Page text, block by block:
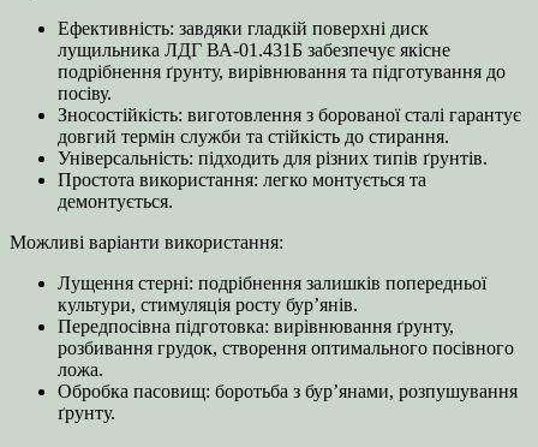
Ефективність: завдяки гладкій поверхні диск
лущильника ЛДГ ВА-01.431Б забезпечує якісне
подрібнення ґрунту, вирівнювання та підготування до
посіву.
Зносостійкість: виготовлення з борованої сталі гарантує
довгий термін служби та стійкість до стирання.
Універсальність: підходить для різних типів ґрунтів.
Простота використання: легко монтується та
демонтується.
Можливі варіанти використання:
Лущення стерні: подрібнення залишків попередньої
культури, стимуляція росту бур’янів.
Передпосівна підготовка: вирівнювання ґрунту,
розбивання грудок, створення оптимального посівного
ложа.
Обробка пасовищ: боротьба з бур’янами, розпушування
ґрунту.